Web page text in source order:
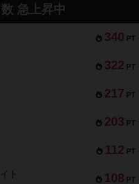
急上昇中
340 PT
322 PT
217 PT
203 PT
112 PT
108 PT
ト